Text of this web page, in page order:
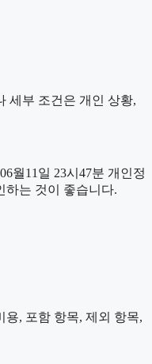
세부 조건은 개인 상황,
월11일 23시47분 개인정
하는 것이 좋습니다.
용, 포함 항목, 제외 항목,